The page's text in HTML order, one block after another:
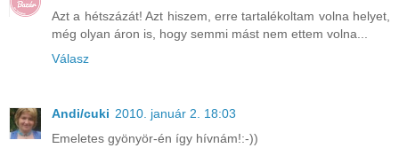
Azt a hétszázát! Azt hiszem, erre tartalékoltam volna helyet,
még olyan áron is, hogy semmi mást nem ettem volna...
Válasz
Andi/cuki 2010. január 2. 18:03
Emeletes gyönyör-én így hívnám!:-))